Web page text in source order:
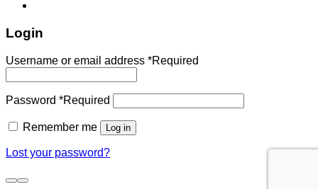
Login
Username or email address *Required
Password *Required
Remember me Log in
Lost your password?